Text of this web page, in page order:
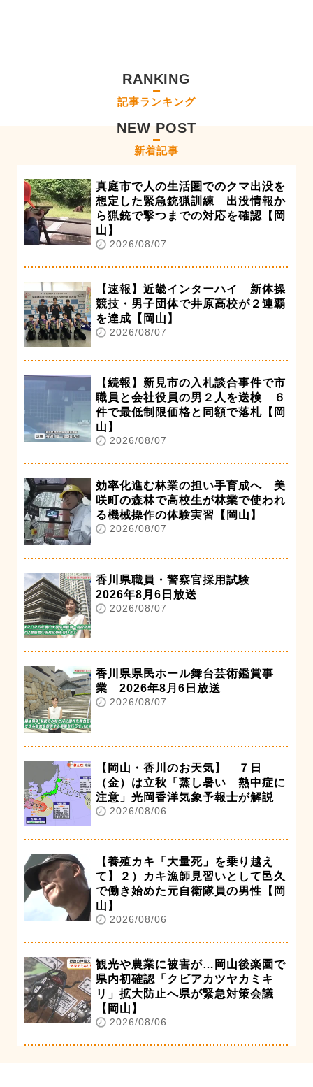
RANKING
記事ランキング
NEW POST
新着記事
真庭市で人の生活圏でのクマ出没を
想定した緊急銃猟訓練 出没情報か
ら猟銃で撃つまでの対応を確認【岡
山】
2026/08/07
【速報】近畿インターハイ 新体操
競技・男子団体で井原高校が２連覇
を達成【岡山】
2026/08/07
【続報】新見市の入札談合事件で市
職員と会社役員の男２人を送検 ６
件で最低制限価格と同額で落札【岡
山】
2026/08/07
効率化進む林業の担い手育成へ 美
咲町の森林で高校生が林業で使われ
る機械操作の体験実習【岡山】
2026/08/07
香川県職員・警察官採用試験
2026年8月6日放送
2026/08/07
香川県県民ホール舞台芸術鑑賞事
業 2026年8月6日放送
2026/08/07
【岡山・香川のお天気】 ７日
（金）は立秋「蒸し暑い 熱中症に
注意」光岡香洋気象予報士が解説
2026/08/06
【養殖カキ「大量死」を乗り越え
て】２）カキ漁師見習いとして邑久
で働き始めた元自衛隊員の男性【岡
山】
2026/08/06
観光や農業に被害が…岡山後楽園で
県内初確認「クビアカツヤカミキ
リ」拡大防止へ県が緊急対策会議
【岡山】
2026/08/06